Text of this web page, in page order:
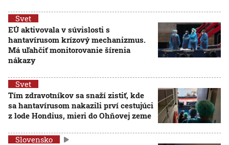
Svet
EÚ aktivovala v súvislosti s
hantavírusom krízový mechanizmus.
Má uľahčiť monitorovanie šírenia
nákazy
Svet
Tím zdravotníkov sa snaží zistiť, kde
sa hantavírusom nakazili prví cestujúci
z lode Hondius, mieri do Ohňovej zeme
Slovensko